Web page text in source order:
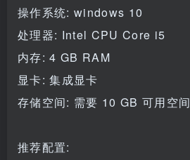
操作系统: windows 10
处理器: Intel CPU Core i5
内存: 4 GB RAM
显卡: 集成显卡
存储空间: 需要 10 GB 可用空间
推荐配置: